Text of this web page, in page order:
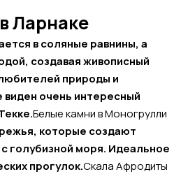
Ларнаке
в соляные равнины, а
создавая живописный
природы и
очень интересный
Белые камни в Моногрулли
которые создают
голубизной моря. Идеальное
прогулок.Скала Афродиты